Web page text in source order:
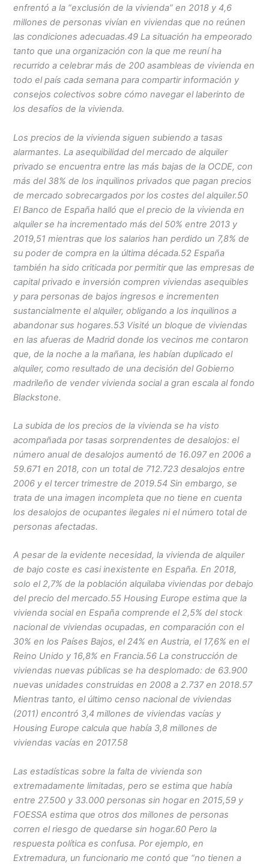
enfrentó a la “exclusión de la vivienda” en 2018 y 4,6
millones de personas vivían en viviendas que no reúnen
las condiciones adecuadas.49 La situación ha empeorado
tanto que una organización con la que me reuní ha
recurrido a celebrar más de 200 asambleas de vivienda en
todo el país cada semana para compartir información y
consejos colectivos sobre cómo navegar el laberinto de
los desafíos de la vivienda.
Los precios de la vivienda siguen subiendo a tasas
alarmantes. La asequibilidad del mercado de alquiler
privado se encuentra entre las más bajas de la OCDE, con
más del 38% de los inquilinos privados que pagan precios
de mercado sobrecargados por los costes del alquiler.50
El Banco de España halló que el precio de la vivienda en
alquiler se ha incrementado más del 50% entre 2013 y
2019,51 mientras que los salarios han perdido un 7,8% de
su poder de compra en la última década.52 España
también ha sido criticada por permitir que las empresas de
capital privado e inversión compren viviendas asequibles
y para personas de bajos ingresos e incrementen
sustancialmente el alquiler, obligando a los inquilinos a
abandonar sus hogares.53 Visité un bloque de viviendas
en las afueras de Madrid donde los vecinos me contaron
que, de la noche a la mañana, les habían duplicado el
alquiler, como resultado de una decisión del Gobierno
madrileño de vender vivienda social a gran escala al fondo
Blackstone.
La subida de los precios de la vivienda se ha visto
acompañada por tasas sorprendentes de desalojos: el
número anual de desalojos aumentó de 16.097 en 2006 a
59.671 en 2018, con un total de 712.723 desalojos entre
2006 y el tercer trimestre de 2019.54 Sin embargo, se
trata de una imagen incompleta que no tiene en cuenta
los desalojos de ocupantes ilegales ni el número total de
personas afectadas.
A pesar de la evidente necesidad, la vivienda de alquiler
de bajo coste es casi inexistente en España. En 2018,
solo el 2,7% de la población alquilaba viviendas por debajo
del precio del mercado.55 Housing Europe estima que la
vivienda social en España comprende el 2,5% del stock
nacional de viviendas ocupadas, en comparación con el
30% en los Países Bajos, el 24% en Austria, el 17,6% en el
Reino Unido y 16,8% en Francia.56 La construcción de
viviendas nuevas públicas se ha desplomado: de 63.900
nuevas unidades construidas en 2008 a 2.737 en 2018.57
Mientras tanto, el último censo nacional de viviendas
(2011) encontró 3,4 millones de viviendas vacías y
Housing Europe calcula que había 3,8 millones de
viviendas vacías en 2017.58
Las estadísticas sobre la falta de vivienda son
extremadamente limitadas, pero se estima que había
entre 27.500 y 33.000 personas sin hogar en 2015,59 y
FOESSA estima que otros dos millones de personas
corren el riesgo de quedarse sin hogar.60 Pero la
respuesta política es confusa. Por ejemplo, en
Extremadura, un funcionario me contó que “no tienen a